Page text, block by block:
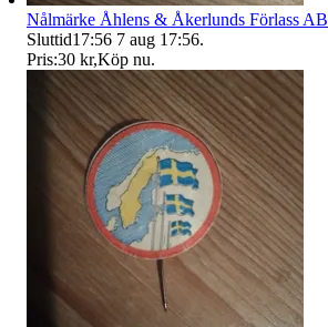
Nålmärke Åhlens & Åkerlunds Förlass AB
Sluttid17:56 7 aug 17:56.
Pris:30 kr,Köp nu.